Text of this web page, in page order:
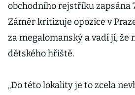
obchodního rejstříku zapsána
Záměr kritizuje opozice v
za megalomanský a vadí jí, že
dětského hřiště.
„Do této lokality je to zcela